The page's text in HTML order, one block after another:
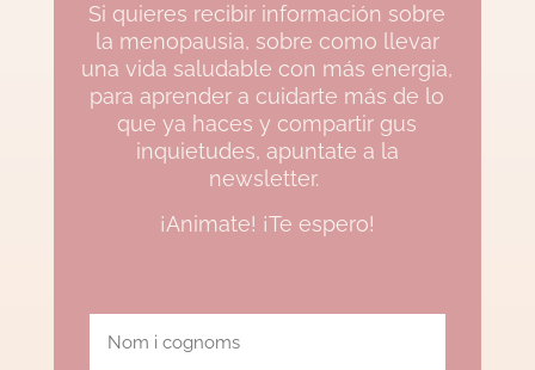
Si quieres recibir información sobre
la menopausia, sobre como llevar
una vida saludable con más energia,
para aprender a cuidarte más de lo
que ya haces y compartir gus
inquietudes, apuntate a la
newsletter.
¡Animate! ¡Te espero!